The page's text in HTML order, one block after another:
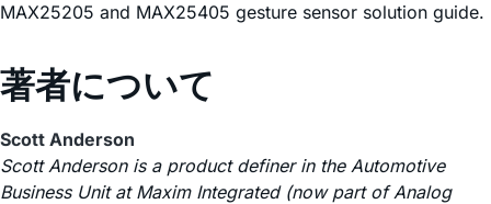
MAX25205 and MAX25405 gesture sensor solution guide.
著者について
Scott Anderson
Scott Anderson is a product definer in the Automotive
Business Unit at Maxim Integrated (now part of Analog